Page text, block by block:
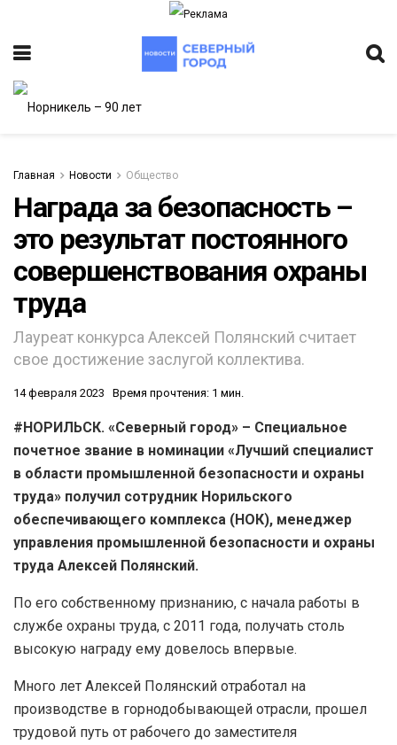
Главная Новости Общество
Награда за безопасность –
это результат постоянного
совершенствования охраны
труда
Лауреат конкурса Алексей Полянский считает
свое достижение заслугой коллектива.
14 февраля 2023 Время прочтения: 1 мин.
#НОРИЛЬСК. «Северный город» – Специальное
почетное звание в номинации «Лучший специалист
в области промышленной безопасности и охраны
труда» получил сотрудник Норильского
обеспечивающего комплекса (НОК), менеджер
управления промышленной безопасности и охраны
труда Алексей Полянский.
По его собственному признанию, с начала работы в
службе охраны труда, с 2011 года, получать столь
высокую награду ему довелось впервые.
Много лет Алексей Полянский отработал на
производстве в горнодобывающей отрасли, прошел
трудовой путь от рабочего до заместителя